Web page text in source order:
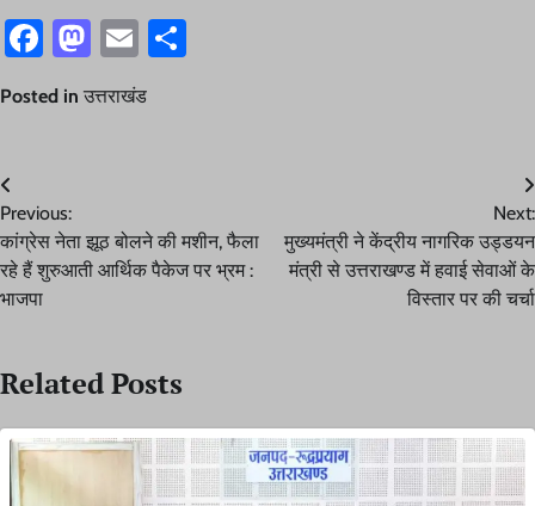
Facebook
Mastodon
Email
Posted in उत्तराखंड
Post
navigation
Previous:
कांग्रेस नेता झूठ बोलने की मशीन, फैला
रहे हैं शुरुआती आर्थिक पैकेज पर भ्रम :
भाजपा
Next:
मुख्यमंत्री ने केंद्रीय नागरिक उड्डयन
मंत्री से उत्तराखण्ड में हवाई सेवाओं के
विस्तार पर की चर्चा
Related Posts